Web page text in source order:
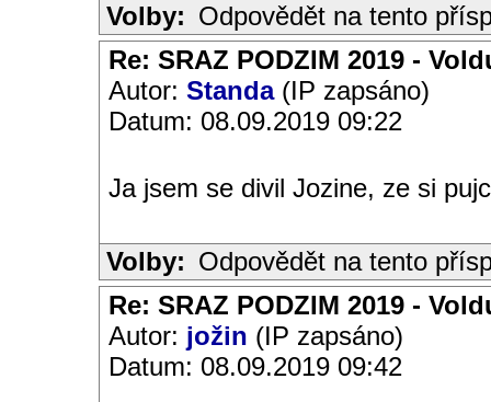
Volby: Odpovědět na tento
Re: SRAZ PODZIM 2019 -
Autor: Standa(IP zapsáno)
Datum: 08.09.2019 09:22
Ja jsem se divil Jozine, ze si
Volby: Odpovědět na tento
Re: SRAZ PODZIM 2019 -
Autor: jožin (IP zapsáno)
Datum: 08.09.2019 09:42